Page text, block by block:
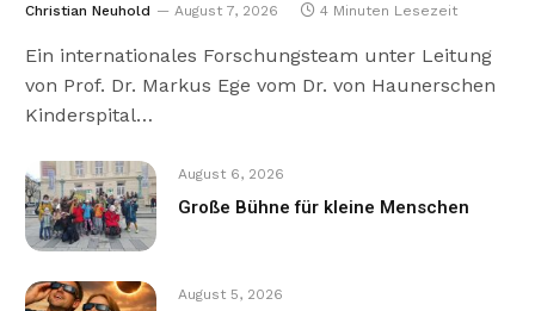
Christian Neuhold August 7, 2026 4 Minuten Lesezeit
Ein internationales Forschungsteam unter Leitung
von Prof. Dr. Markus Ege vom Dr. von Haunerschen
Kinderspital…
August 6, 2026
Große Bühne für kleine Menschen
August 5, 2026